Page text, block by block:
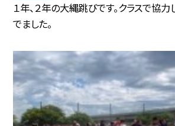
１年、２年の大縄跳びです。クラスで協
でました。